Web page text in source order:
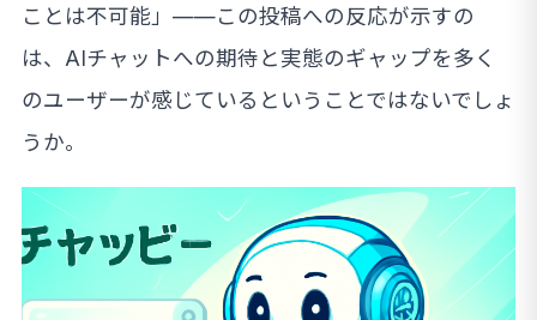
ことは不可能」——この投稿への反応が示すの
は、AIチャットへの期待と実態のギャップを多く
のユーザーが感じているということではないでしょ
うか。